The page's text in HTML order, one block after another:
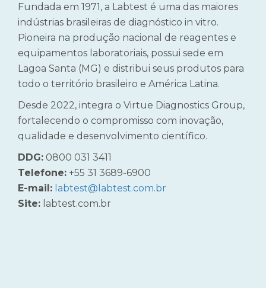
Fundada em 1971, a Labtest é uma das maiores
indústrias brasileiras de diagnóstico in vitro.
Pioneira na produção nacional de reagentes e
equipamentos laboratoriais, possui sede em
Lagoa Santa (MG) e distribui seus produtos para
todo o território brasileiro e América Latina.
Desde 2022, integra o Virtue Diagnostics Group,
fortalecendo o compromisso com inovação,
qualidade e desenvolvimento científico.
DDG: 0800 031 3411
Telefone: +55 31 3689-6900
E-mail: labtest@labtest.com.br
Site: labtest.com.br